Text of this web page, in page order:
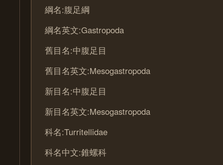
綱名:腹足綱
綱名英文:Gastropoda
舊目名:中腹足目
舊目名英文:Mesogastropoda
新目名:中腹足目
新目名英文:Mesogastropoda
科名:Turritellidae
科名中文:錐螺科